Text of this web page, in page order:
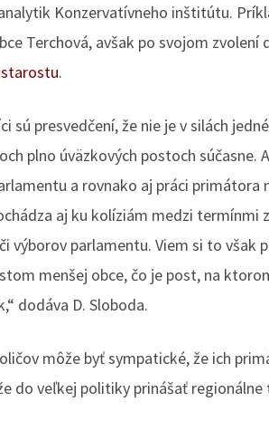
Konzervatívneho inštitútu.
Terchová, avšak po svojom zvolení
.
sú presvedčení, že nie je v silách
plno úväzkových postoch súčasne.
a rovnako aj práci
aj ku kolíziám medzi termínmi
výborov parlamentu. Viem si to však
menšej obce, čo je post, na
dodáva D. Sloboda.
môže byť sympatické, že ich
do veľkej politiky prinášať